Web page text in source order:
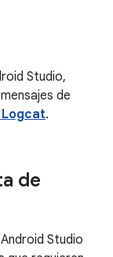
Studio,
de
Logcat.
de
Studio